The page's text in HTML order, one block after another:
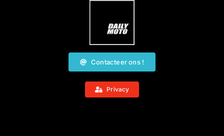
Contacteer ons !
Privacy